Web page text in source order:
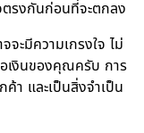
ตรงกันก่อนที่จะตกลง
ะมีความเกรงใจ ไม่
อเงินของคุณครับ การ
า และเป็นสิ่งจำเป็น